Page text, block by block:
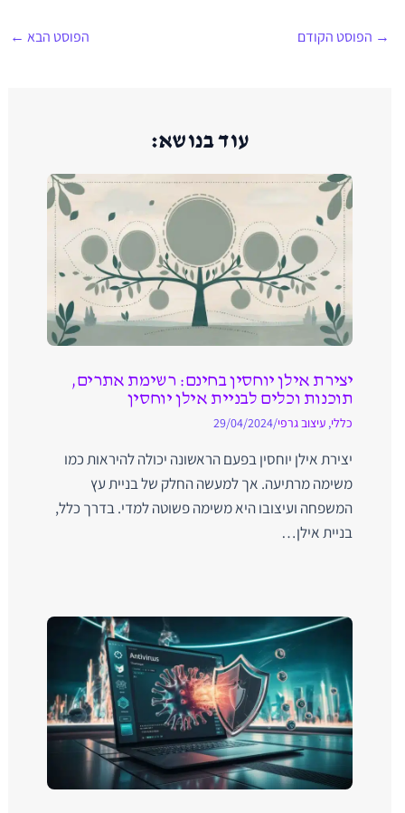
→ הפוסט הקודם הפוסט הבא ←
עוד בנושא:
יצירת אילן יוחסין בחינם: רשימת אתרים,
תוכנות וכלים לבניית אילן יוחסין
כללי, עיצוב גרפי/
29/04/2024
יצירת אילן יוחסין בפעם הראשונה יכולה להיראות כמו
משימה מרתיעה. אך למעשה החלק של בניית עץ
המשפחה ועיצובו היא משימה פשוטה למדי. בדרך כלל,
בניית אילן…